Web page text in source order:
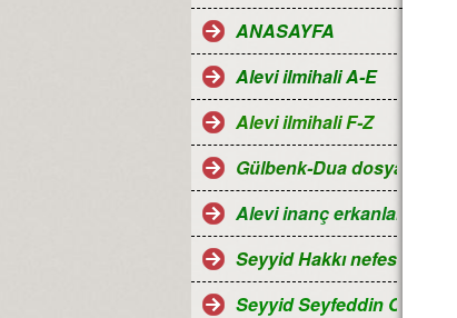
ANASAYFA
Alevi ilmihali A-E
Alevi ilmihali F-Z
Gülbenk-Dua dosyası
Alevi inanç erkanları
Seyyid Hakkı nefesleri
Seyyid Seyfeddin Ocağı...